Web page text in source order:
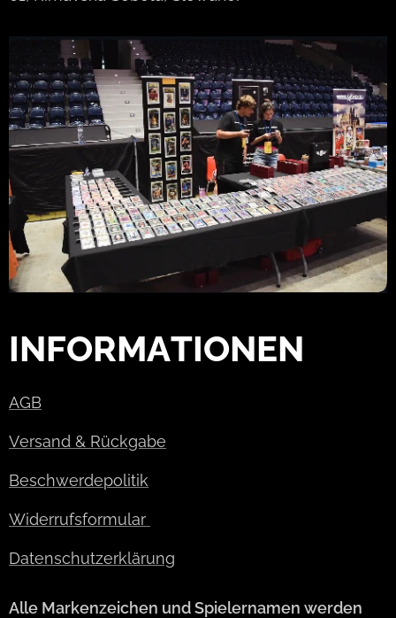
INFORMATIONEN
AGB
Versand & Rückgabe
Beschwerdepolitik
Widerrufsformular
Datenschutzerklärung
Alle Markenzeichen und Spielernamen werden